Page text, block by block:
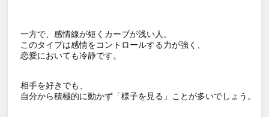
一方で、感情線が短くカーブが浅い人。
このタイプは感情をコントロールする力が強く、
恋愛においても冷静です。
相手を好きでも、
自分から積極的に動かず「様子を見る」ことが多いでしょう。